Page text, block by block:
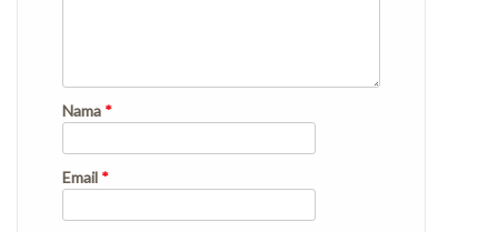
Nama *
Email *